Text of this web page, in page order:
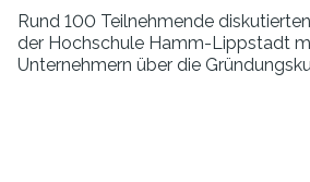
Rund 100 Teilnehmende
der Hochschule Hamm-Lippstadt
Unternehmern über die